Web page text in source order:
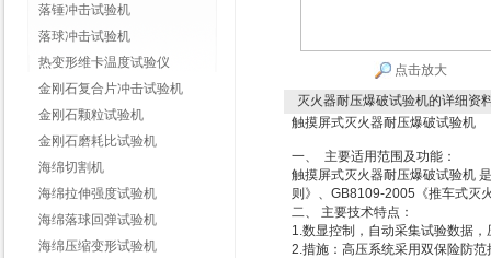
落锤冲击试验机
落球冲击试验机
热变形维卡温度试验仪
金刚石复合片冲击试验机
金刚石颗粒试验机
金刚石磨耗比试验机
海绵切割机
海绵拉伸强度试验机
海绵落球回弹试验机
海绵压缩变形试验机
点击放大
灭火器耐压爆破试验机的详细资
触摸屏式灭火器耐压爆破试验机
一、 主要适用范围及功能：
触摸屏式灭火器耐压爆破试验机
则》、GB8109-2005《推车式灭
二、
主要技术特点：
1.数显控制，自动采集试验数据
2.措施：高压系统采用双保险防